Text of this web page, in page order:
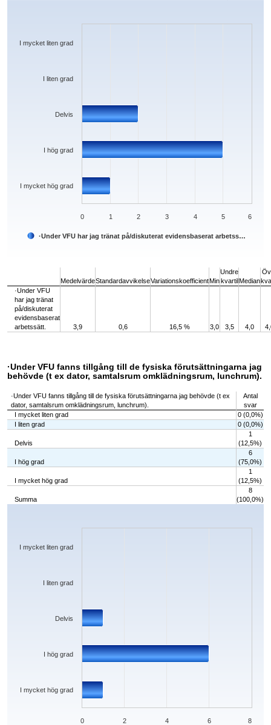
Chart
The chart has 1 X axis displaying categories.
·Under VFU har jag tränat på/diskuterat evidensbaserat arbetss…
I mycket hög grad
I hög grad
Delvis
I liten grad
I mycket liten grad
0 1 2 3 4 5 6
MedelvärdeStandardavvikelseVariationskoefficientMin
Undre
kvartilMedian
·Under VFU
har jag tränat
på/diskuterat
evidensbaserat
arbetssätt.
3,9 0,6 16,5 % 3,0 3,5 4,0
·Under VFU fanns tillgång till de fysiska förutsättningarna jag
behövde (t ex dator, samtalsrum omklädningsrum, lunchrum).
·Under VFU fanns tillgång till de fysiska förutsättningarna jag behövde (t ex
dator, samtalsrum omklädningsrum, lunchrum).
Antal
svar
I mycket liten grad
0 (0,0%)
I liten grad
0 (0,0%)
Delvis
1
(12,5%)
I hög grad
6
(75,0%)
I mycket hög grad
1
(12,5%)
Summa
8
(100,0%)
Chart
The chart has 1 X axis displaying categories.
I mycket hög grad
I hög grad
Delvis
I liten grad
I mycket liten grad
0 2 4 6 8